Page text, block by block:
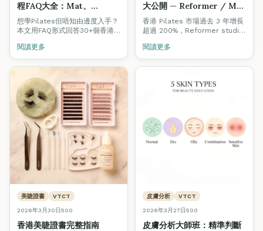
程FAQ大全：Mat、
Reformer、Cadillac分別
＋為何選Fine Arts ×
HKRPA®
想學Pilates但唔知由邊度入手？
本文用FAQ形式回答30+個香港
係咩、Mat / Reformer /
Cadillac / Chair點揀、邊類人最
啱、邊間Pilates導師課程最值得
讀，並解釋點解Fine Arts ×
HKRPA® ITTAP®認可課程脫穎
而出。
閱讀更多
大公開 — Reformer / Mat
Pilates 市場分析、人工、入
行全攻略（附7-8月新班開
課日期）
香港 Pilates 市場過去 3 年增長
超過 200%，Reformer studio
嘅 Pilates 導師究竟可以賺幾
多？兼職、全職、自己開班 path
各有幾大潛力？本文深入分析
據、薪酬區間、入行路徑，最後
閱讀更多
美睫證書 VTCT
2026年3月30日500
香港美睫證書完整指南
皮膚分析 VTCT
2026年3月27日500
皮膚分析大師班：精準判斷